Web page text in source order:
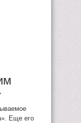
Еще его